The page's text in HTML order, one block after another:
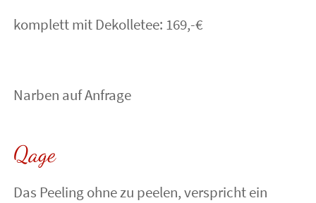
komplett mit Dekolletee: 169,-€
Narben auf Anfrage
Qage
Das Peeling ohne zu peelen, verspricht ein